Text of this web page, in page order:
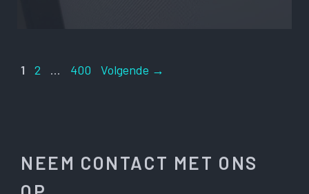
Pagina
1 Pagina
2 … Pagina
400 Volgende →
NEEM CONTACT MET ONS